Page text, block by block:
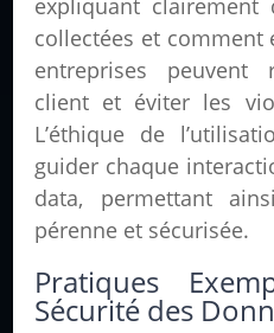
collectées et comment
entreprises
client et éviter les
L’éthique de
guider chaque
data, permettant
pérenne et sécurisée.
Pratiques
Sécurité des